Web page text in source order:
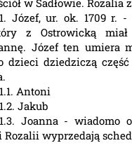
w Sadłowie. Rozalia
Józef, ur. ok. 1709
z Ostrowicką
Józef ten umiera
dzieci dziedziczą
Antoni
Jakub
Joanna -
wyprzedają